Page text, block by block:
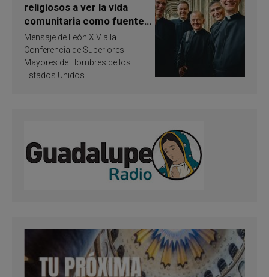
religiosos a ver la vida
comunitaria como fuente
de inspiración y
santificación
Mensaje de León XIV a la
Conferencia de Superiores
Mayores de Hombres de los
Estados Unidos